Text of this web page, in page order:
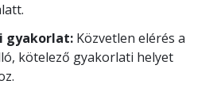
gyakorlat: Közvetlen elérés a
kötelező gyakorlati helyet